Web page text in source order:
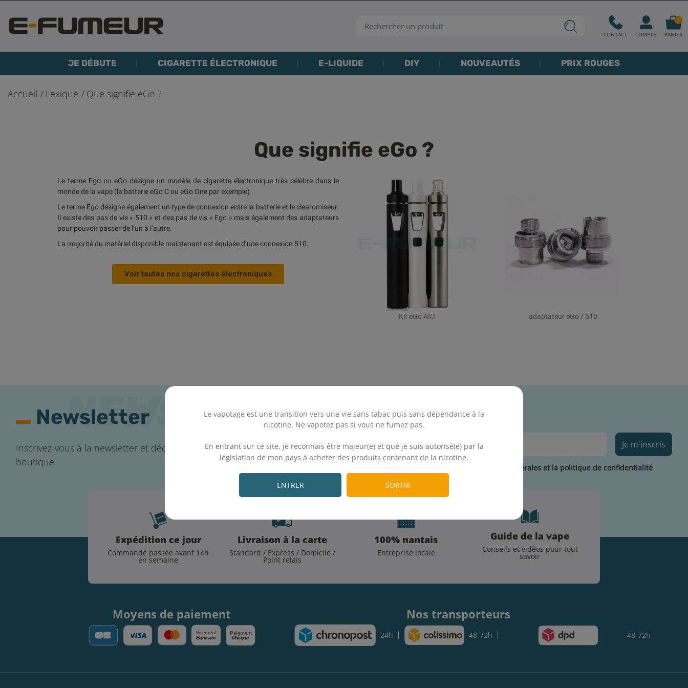
Le vapotage est une transition vers une vie sans tabac puis sans dépendance à la
nicotine. Ne vapotez pas si vous ne fumez pas.
En entrant sur ce site, je reconnais être majeur(e) et que je suis autorisé(e) par la
législation de mon pays à acheter des produits contenant de la nicotine.
ENTRER SORTIR
CONTACT COMPTE PANIER
0
JE DÉBUTE CIGARETTE ÉLECTRONIQUE E-LIQUIDE DIY NOUVEAUTÉS PRIX ROUGES
Accueil Lexique Que signifie eGo ?
Que signifie eGo ?
Le terme Ego ou eGo désigne un modèle de cigarette électronique très célèbre dans le
monde de la vape (la batterie eGo C ou eGo One par exemple).
Le terme Ego désigne également un type de connexion entre la batterie et le clearomiseur.
Il existe des pas de vis « 510 » et des pas de vis « Ego » mais également des adaptateurs
pour pouvoir passer de l’un à l’autre.
La majorité du matériel disponible maintenant est équipée d’une connexion 510.
Voir toutes nos cigarettes électroniques
Kit eGo AIO adaptateur eGo / 510
Newsletter
Inscrivez-vous à la newsletter et découvrez toute l'actualité et les bons plans de la
boutique
Je m'inscris
J'accepte les conditions générales et la politique de confidentialité
Expédition ce jour
Commande passée avant 14h
en semaine
Livraison à la carte
Standard / Express / Domicile /
Point relais
100% nantais
Entreprise locale
Guide de la vape
Conseils et vidéos pour tout
savoir
Moyens de paiement
Virement
Bancaire
Paiement
Chèque
Nos transporteurs
24h 48-72h 48-72h